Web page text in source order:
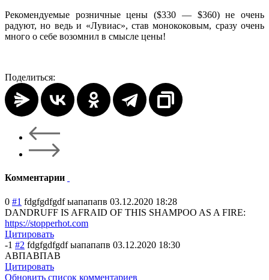
Рекомендуемые розничные цены ($330 — $360) не очень
радуют, но ведь и «Лувиас», став монококовым, сразу очень
много о себе возомнил в смысле цены!
Поделиться:
Комментарии
0 #1 fdgfgdfgdf ыапапапв 03.12.2020 18:28
DANDRUFF IS AFRAID OF THIS SHAMPOO AS A FIRE:
https://stopperhot.com
Цитировать
-1 #2 fdgfgdfgdf ыапапапв 03.12.2020 18:30
АВПАВПАВ
Цитировать
Обновить список комментариев